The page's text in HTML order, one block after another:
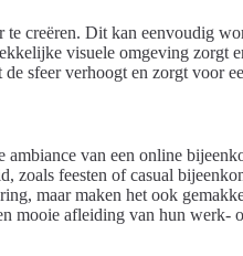
creëren. Dit kan eenvoudig
visuele omgeving zorgt
sfeer verhoogt en zorgt voor
van een online
zoals feesten of casual
maar maken het ook
mooie afleiding van hun werk-